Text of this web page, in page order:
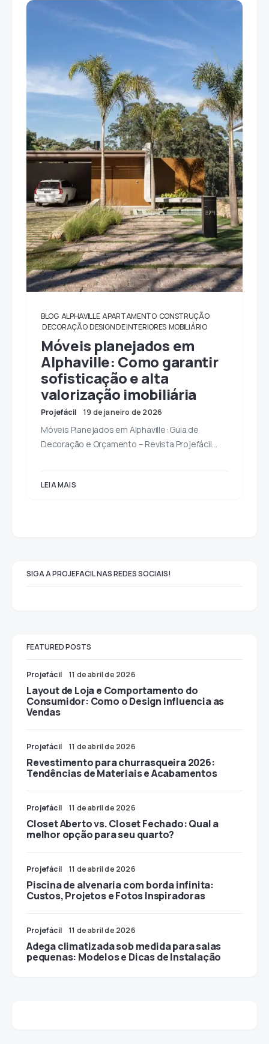
BLOG ALPHAVILLE APARTAMENTO CONSTRUÇÃO
DECORAÇÃO DESIGN DE INTERIORES MOBILIÁRIO
Móveis planejados em
Alphaville: Como garantir
sofisticação e alta
valorização imobiliária
Projefácil 19 de janeiro de 2026
Móveis Planejados em Alphaville: Guia de
Decoração e Orçamento – Revista Projefácil…
LEIA MAIS
SIGA A PROJEFACIL NAS REDES SOCIAIS!
FEATURED POSTS
Projefácil 11 de abril de 2026
Layout de Loja e Comportamento do
Consumidor: Como o Design influencia as
Vendas
Projefácil 11 de abril de 2026
Revestimento para churrasqueira 2026:
Tendências de Materiais e Acabamentos
Projefácil 11 de abril de 2026
Closet Aberto vs. Closet Fechado: Qual a
melhor opção para seu quarto?
Projefácil 11 de abril de 2026
Piscina de alvenaria com borda infinita:
Custos, Projetos e Fotos Inspiradoras
Projefácil 11 de abril de 2026
Adega climatizada sob medida para salas
pequenas: Modelos e Dicas de Instalação